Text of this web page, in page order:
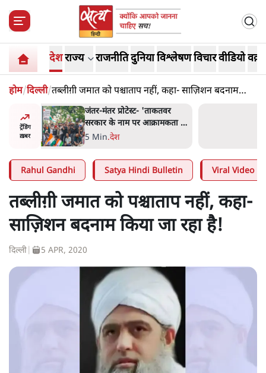
देशराज्य राजनीतिदुनियाविश्लेषणविचारवीडियो
होम/दिल्ली/तब्लीग़ी जमात को पश्चाताप नहीं, कहा- साज़िशन बदनाम
किया जा रहा है!
ट्रेंडिंग
ख़बर
न
सुने':
जंतर मंतर प्रोटेस्ट: 'युवाओं को
प्रताड़ित किया जा रहा है, पर मोदी-
Rahul Gandhi Satya Hindi Bulletin Viral Video
तब्लीग़ी जमात को पश्चाताप नहीं, कहा-
साज़िशन बदनाम किया जा रहा है!
दिल्ली 5 APR, 2020